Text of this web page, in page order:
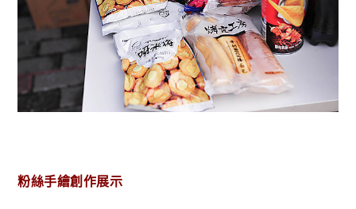
粉絲手繪創作展示